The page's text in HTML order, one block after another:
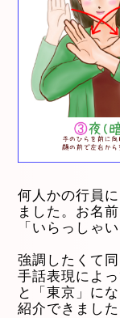
何人かの行員
ました。お名
「いらっしゃ
強調したくて
手話表現によ
と「東京」に
紹介できました